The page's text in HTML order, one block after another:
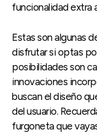
funcionalidad extra
Estas son algunas
disfrutar si optas
posibilidades son
innovaciones
buscan el diseño
del usuario.
furgoneta que